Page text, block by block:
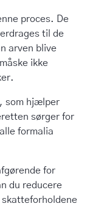
proces. De
til de
arven blive
ikke
som hjælper
sørger for
formalia
for
du reducere
skatteforholdene